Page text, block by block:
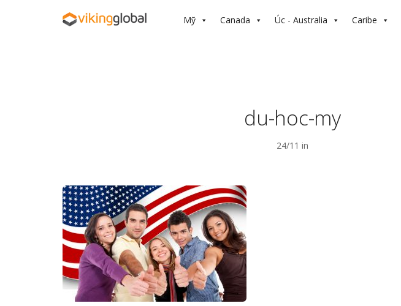
Mỹ Canada Úc - Australia Caribe
du-hoc-my
24/11 in